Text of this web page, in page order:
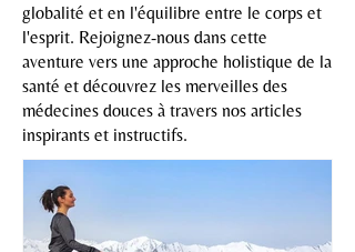
globalité et en l'équilibre entre le corps et
l'esprit. Rejoignez-nous dans cette
aventure vers une approche holistique de la
santé et découvrez les merveilles des
médecines douces à travers nos articles
inspirants et instructifs.